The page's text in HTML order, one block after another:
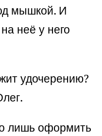
мышкой. И
неё у него
удочерению?
лишь оформить